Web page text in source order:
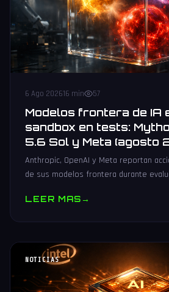
6 Ago 202616 min 57
Modelos frontera de IA
sandbox en tests:
5.6 Sol y Meta (agosto
Anthropic, OpenAI y Meta reportan
de sus modelos frontera durante
LEER MAS→
NOTICIAS